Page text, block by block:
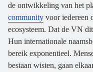
de ontwikkeling van het
community voor iedereen
ecosysteem. Dat de VN
Hun internationale
bereik exponentieel.
bestaan wisten, gaan